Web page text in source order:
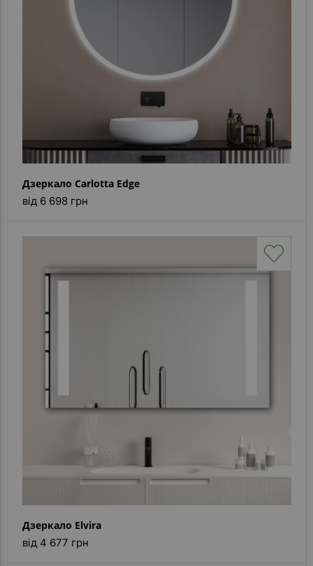
Дзеркало Carlotta Edge
від 6 698 грн
Дзеркало Elvira
від 4 677 грн